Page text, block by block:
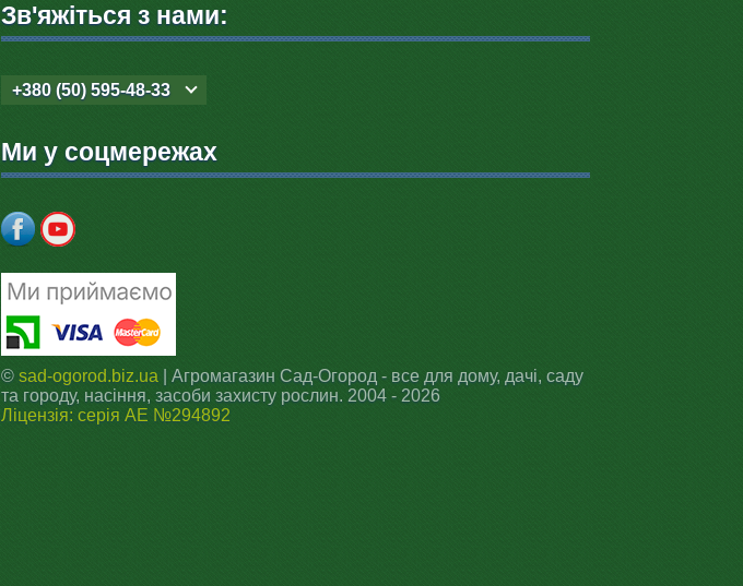
Зв'яжіться з нами:
+380 (50) 595-48-33
Ми у соцмережах
© sad-ogorod.biz.ua | Агромагазин Сад-Огород - все для дому, дачі, саду
та городу, насіння, засоби захисту рослин. 2004 - 2026
Ліцензія: серія АЕ №294892